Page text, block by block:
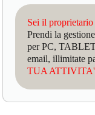
Sei il proprietario
Prendi la
per PC,
email, illimitate
TUA